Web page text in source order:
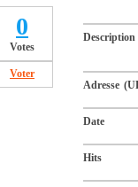
0
Votes
Voter
Description
Adresse
Date
Hits